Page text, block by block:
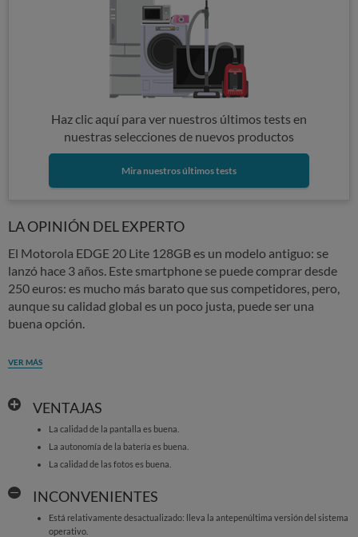
Haz clic aquí para ver nuestros últimos tests en
nuestras selecciones de nuevos productos
Mira nuestros últimos tests
LA OPINIÓN DEL EXPERTO
El Motorola EDGE 20 Lite 128GB es un modelo antiguo: se
lanzó hace 3 años. Este smartphone se puede comprar desde
250 euros: es mucho más barato que sus competidores, pero,
aunque su calidad global es un poco justa, puede ser una
buena opción.
VER MÁS
VENTAJAS
La calidad de la pantalla es buena.
La autonomía de la batería es buena.
La calidad de las fotos es buena.
INCONVENIENTES
Está relativamente desactualizado: lleva la antepenúltima versión del sistema
operativo.